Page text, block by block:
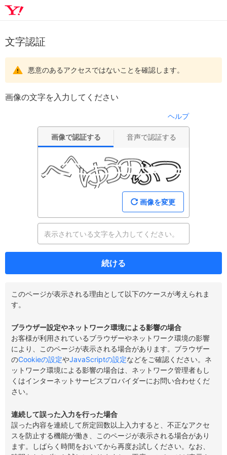
文字認証
悪意のあるアクセスではないことを確認します。
画像の文字を入力してください
ヘルプ
画像で認証する 音声で認証する
画像を変更
続ける
このページが表示される理由として以下のケースが考えられま
す。
ブラウザー設定やネットワーク環境による影響の場合
お客様が利用されているブラウザーやネットワーク環境の影響
により、このページが表示される場合があります。ブラウザー
のCookieの設定やJavaScriptの設定などをご確認ください。ネ
ットワーク環境による影響の場合は、ネットワーク管理者もし
くはインターネットサービスプロバイダーにお問い合わせくだ
さい。
連続して誤った入力を行った場合
誤った内容を連続して所定回数以上入力すると、不正なアクセ
スを防止する機能が働き、このページが表示される場合があり
ます。しばらく時間をおいてから再度お試しください。なお、